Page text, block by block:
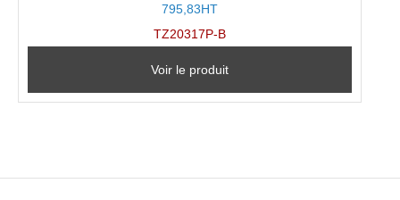
795,83HT
TZ20317P-B
Voir le produit